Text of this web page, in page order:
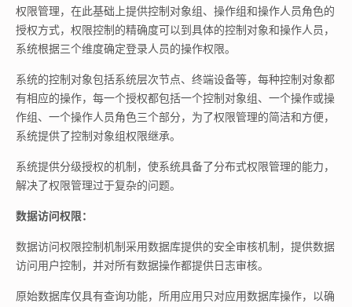
权限管理，在此基础上提供控制对象组、操作组和操作人员角色的
授权方式，权限控制的精确度可以到具体的控制对象和操作人员，
系统根据三个维度确定登录人员的操作权限。
系统的控制对象包括系统层次节点、终端设备等，每种控制对象都
有相应的操作，每一个授权都包括一个控制对象组、一个操作或操
作组、一个操作人员角色三个部分，为了权限管理的简洁和方便，
系统提供了控制对象组权限继承。
系统提供分级授权的机制，使系统具备了分布式权限管理的能力，
解决了权限管理过于复杂的问题。
数据访问权限：
数据访问权限控制机制采用数据库提供的安全审核机制，提供数据
访问用户控制，并对所有数据操作都提供日志审核。
原始数据库仅具有查询功能，所用应用只对应用数据库操作，以确